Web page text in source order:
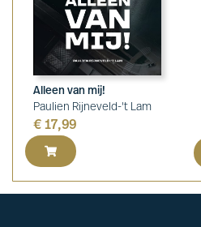
Alleen van mij!
Paulien Rijneveld-'t Lam
€ 17,99